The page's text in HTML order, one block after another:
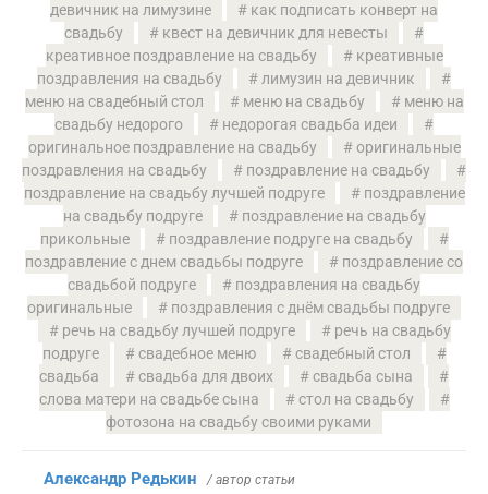
девичник на лимузине
как подписать конверт на
свадьбу
квест на девичник для невесты
креативное поздравление на свадьбу
креативные
поздравления на свадьбу
лимузин на девичник
меню на свадебный стол
меню на свадьбу
меню на
свадьбу недорого
недорогая свадьба идеи
оригинальное поздравление на свадьбу
оригинальные
поздравления на свадьбу
поздравление на свадьбу
поздравление на свадьбу лучшей подруге
поздравление
на свадьбу подруге
поздравление на свадьбу
прикольные
поздравление подруге на свадьбу
поздравление с днем свадьбы подруге
поздравление со
свадьбой подруге
поздравления на свадьбу
оригинальные
поздравления с днём свадьбы подруге
речь на свадьбу лучшей подруге
речь на свадьбу
подруге
свадебное меню
свадебный стол
свадьба
свадьба для двоих
свадьба сына
слова матери на свадьбе сына
стол на свадьбу
фотозона на свадьбу своими руками
Александр Редькин / автор статьи